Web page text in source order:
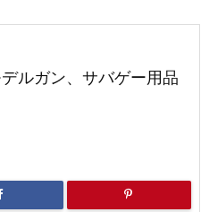
前へ
次へ
ルガン、サバゲー用品